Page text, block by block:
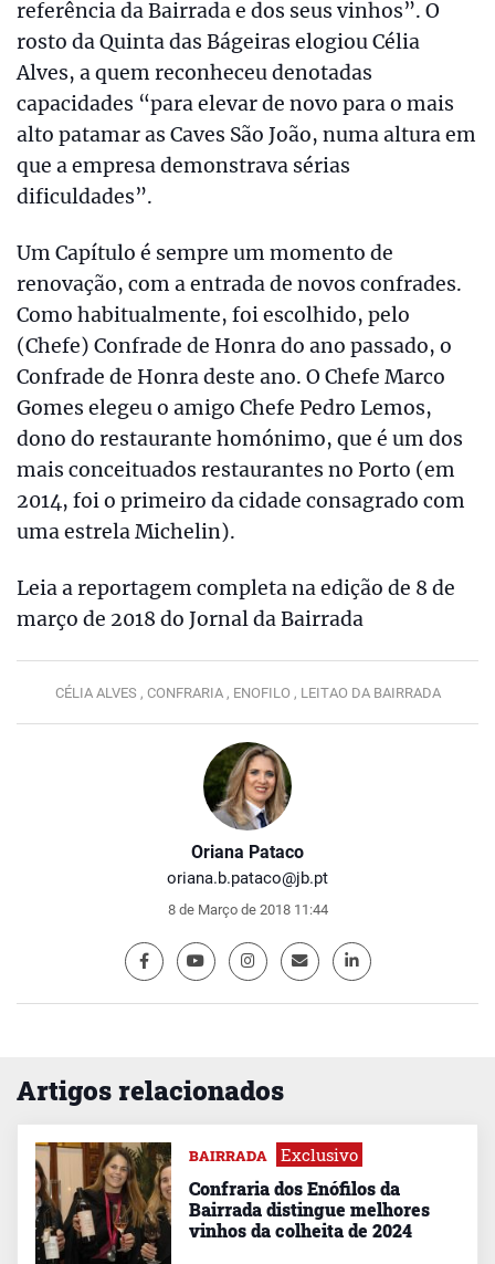
Oriana Pataco
oriana.b.pataco@jb.pt
8 de Março de 2018 11:44
referência da Bairrada e dos seus vinhos”. O
rosto da Quinta das Bágeiras elogiou Célia
Alves, a quem reconheceu denotadas
capacidades “para elevar de novo para o mais
alto patamar as Caves São João, numa altura em
que a empresa demonstrava sérias
dificuldades”.
Um Capítulo é sempre um momento de
renovação, com a entrada de novos confrades.
Como habitualmente, foi escolhido, pelo
(Chefe) Confrade de Honra do ano passado, o
Confrade de Honra deste ano. O Chefe Marco
Gomes elegeu o amigo Chefe Pedro Lemos,
dono do restaurante homónimo, que é um dos
mais conceituados restaurantes no Porto (em
2014, foi o primeiro da cidade consagrado com
uma estrela Michelin).
Leia a reportagem completa na edição de 8 de
março de 2018 do Jornal da Bairrada
CÉLIA ALVES , CONFRARIA , ENOFILO , LEITAO DA BAIRRADA
Artigos relacionados
BAIRRADA Exclusivo
Confraria dos Enófilos da
Bairrada distingue melhores
vinhos da colheita de 2024